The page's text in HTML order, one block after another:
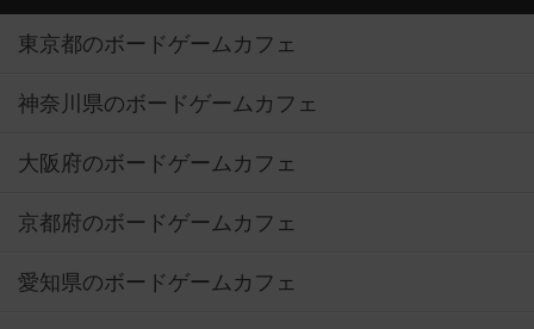
東京都のボードゲームカフェ
神奈川県のボードゲームカフェ
大阪府のボードゲームカフェ
京都府のボードゲームカフェ
愛知県のボードゲームカフェ